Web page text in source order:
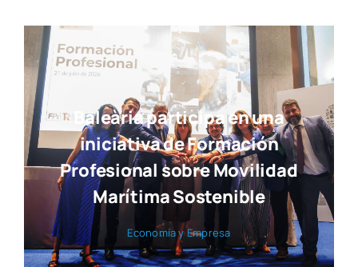
Baleària participa en una
iniciativa de Formación
Profesional sobre Movilidad
Marítima Sostenible
Eco­no­mía y Empre­sa